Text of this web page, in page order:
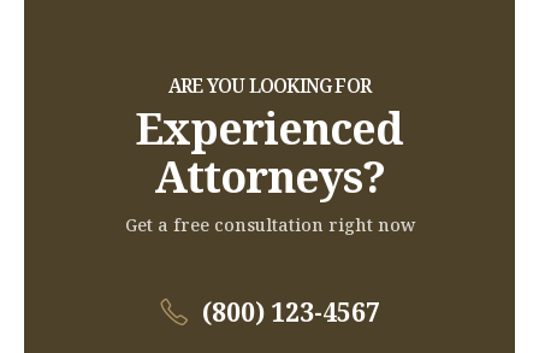
ARE YOU LOOKING FOR
Experienced
Attorneys?
Get a free consultation right now
(800) 123-4567